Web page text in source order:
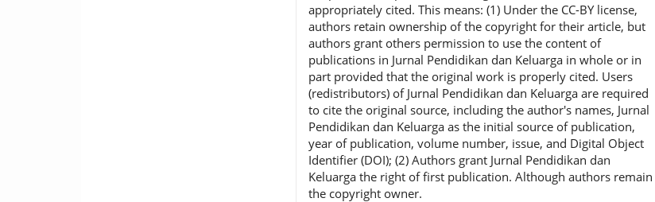
appropriately cited. This means: (1) Under the CC-BY license,
authors retain ownership of the copyright for their article, but
authors grant others permission to use the content of
publications in Jurnal Pendidikan dan Keluarga in whole or in
part provided that the original work is properly cited. Users
(redistributors) of Jurnal Pendidikan dan Keluarga are required
to cite the original source, including the author's names, Jurnal
Pendidikan dan Keluarga as the initial source of publication,
year of publication, volume number, issue, and Digital Object
Identifier (DOI); (2) Authors grant Jurnal Pendidikan dan
Keluarga the right of first publication. Although authors remain
the copyright owner.